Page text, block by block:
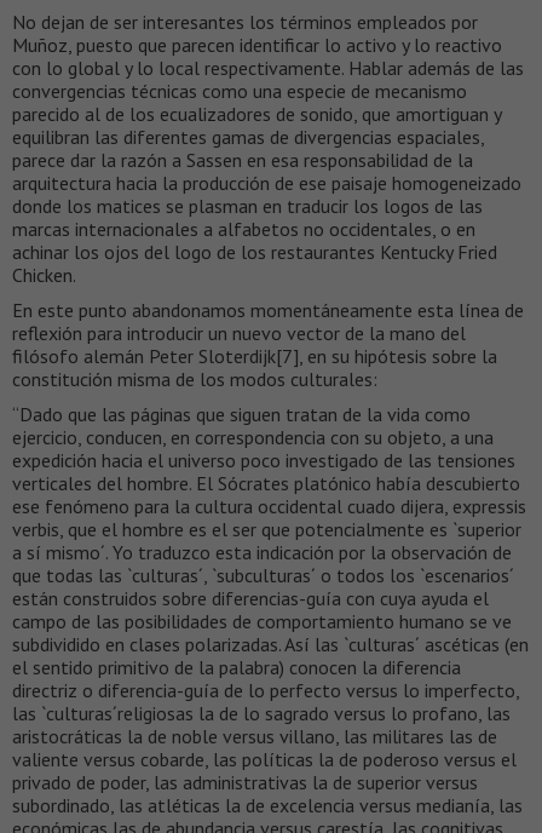
No dejan de ser interesantes los términos empleados por
Muñoz, puesto que parecen identificar lo activo y lo reactivo
con lo global y lo local respectivamente. Hablar además de las
convergencias técnicas como una especie de mecanismo
parecido al de los ecualizadores de sonido, que amortiguan y
equilibran las diferentes gamas de divergencias espaciales,
parece dar la razón a Sassen en esa responsabilidad de la
arquitectura hacia la producción de ese paisaje homogeneizado
donde los matices se plasman en traducir los logos de las
marcas internacionales a alfabetos no occidentales, o en
achinar los ojos del logo de los restaurantes Kentucky Fried
Chicken.
En este punto abandonamos momentáneamente esta línea de
reflexión para introducir un nuevo vector de la mano del
filósofo alemán Peter Sloterdijk[7], en su hipótesis sobre la
constitución misma de los modos culturales:
“Dado que las páginas que siguen tratan de la vida como
ejercicio, conducen, en correspondencia con su objeto, a una
expedición hacia el universo poco investigado de las tensiones
verticales del hombre. El Sócrates platónico había descubierto
ese fenómeno para la cultura occidental cuado dijera, expressis
verbis, que el hombre es el ser que potencialmente es `superior
a sí mismo´. Yo traduzco esta indicación por la observación de
que todas las `culturas´, `subculturas´ o todos los `escenarios´
están construidos sobre diferencias-guía con cuya ayuda el
campo de las posibilidades de comportamiento humano se ve
subdividido en clases polarizadas. Así las `culturas´ ascéticas (en
el sentido primitivo de la palabra) conocen la diferencia
directriz o diferencia-guía de lo perfecto versus lo imperfecto,
las `culturas´religiosas la de lo sagrado versus lo profano, las
aristocráticas la de noble versus villano, las militares las de
valiente versus cobarde, las políticas la de poderoso versus el
privado de poder, las administrativas la de superior versus
subordinado, las atléticas la de excelencia versus medianía, las
económicas las de abundancia versus carestía, las cognitivas